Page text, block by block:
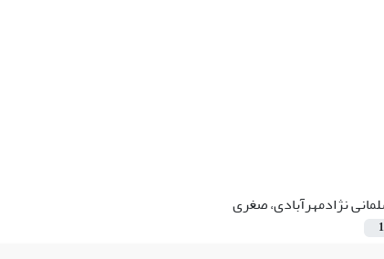
نژادمهرآبادی، صغری
1